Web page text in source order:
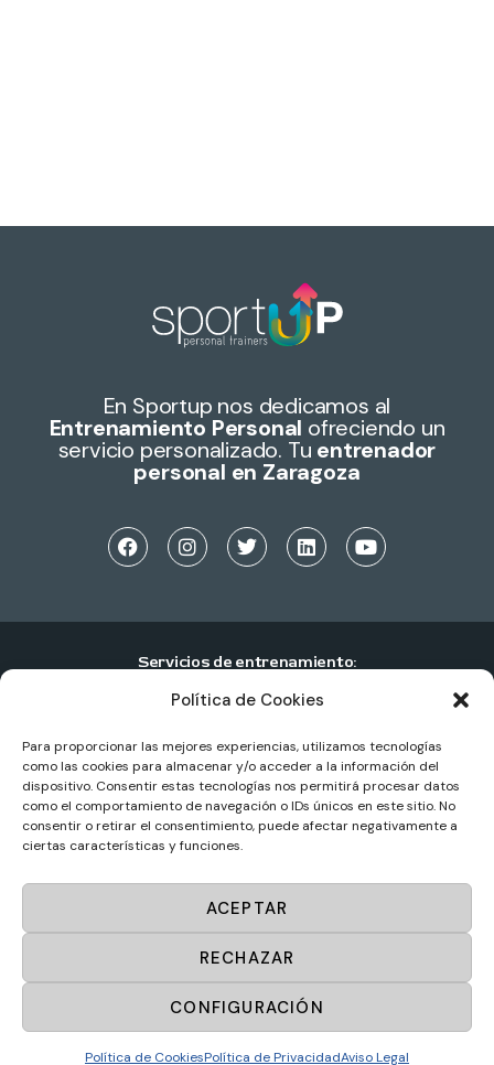
Política de Cookies
Para proporcionar las mejores experiencias, utilizamos tecnologías
como las cookies para almacenar y/o acceder a la información del
dispositivo. Consentir estas tecnologías nos permitirá procesar datos
como el comportamiento de navegación o IDs únicos en este sitio. No
consentir o retirar el consentimiento, puede afectar negativamente a
ciertas características y funciones.
ACEPTAR
RECHAZAR
CONFIGURACIÓN
Política de CookiesPolítica de PrivacidadAviso Legal
En Sportup nos dedicamos al
Entrenamiento Personal ofreciendo un
servicio personalizado. Tu entrenador
personal en Zaragoza
Servicios de entrenamiento:
Entrenamiento personal individual
Entrenamiento personal en grupo
Centros de entrenamiento personal
Sportup© 2025. Todos los derechos reservados.
Diseño web porMasideas.es
Aviso Legal
Política de Privacidad